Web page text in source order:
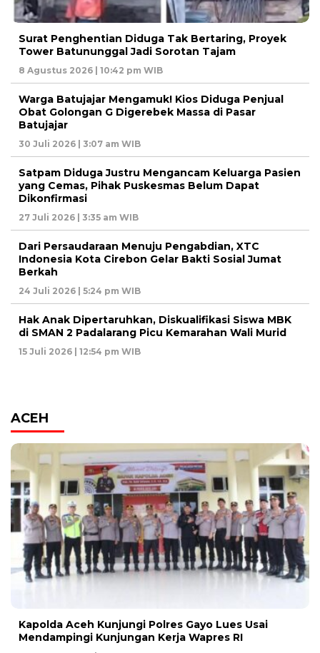
Surat Penghentian Diduga Tak Bertaring, Proyek
Tower Batununggal Jadi Sorotan Tajam
8 Agustus 2026 | 10:42 pm WIB
Warga Batujajar Mengamuk! Kios Diduga Penjual
Obat Golongan G Digerebek Massa di Pasar
Batujajar
30 Juli 2026 | 3:07 am WIB
Satpam Diduga Justru Mengancam Keluarga Pasien
yang Cemas, Pihak Puskesmas Belum Dapat
Dikonfirmasi
27 Juli 2026 | 3:35 am WIB
Dari Persaudaraan Menuju Pengabdian, XTC
Indonesia Kota Cirebon Gelar Bakti Sosial Jumat
Berkah
24 Juli 2026 | 5:24 pm WIB
Hak Anak Dipertaruhkan, Diskualifikasi Siswa MBK
di SMAN 2 Padalarang Picu Kemarahan Wali Murid
15 Juli 2026 | 12:54 pm WIB
ACEH
Kapolda Aceh Kunjungi Polres Gayo Lues Usai
Mendampingi Kunjungan Kerja Wapres RI